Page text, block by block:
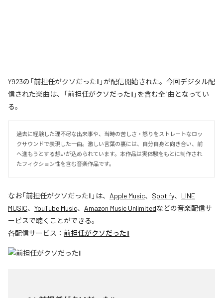
Y923の「前担任がクソだったII」が配信開始された。今回デジタル配
信された楽曲は、「前担任がクソだったII」を含む全1曲となってい
る。
過去に経験した理不尽な出来事や、当時の苦しさ・怒りをストレートなロッ
クサウンドで表現した一曲。激しい言葉の裏には、自分自身と向き合い、前
へ進もうとする想いが込められています。本作品は実体験をもとに制作され
たフィクション性を含む音楽作品です。
なお「前担任がクソだったII 」は、 Apple Music、 Spotify、 LINE
MUSIC、 YouTube Music、 Amazon Music Unlimitedなどの音楽配信サ
ービスで聴くことができる。
各配信サービス： 前担任がクソだったII